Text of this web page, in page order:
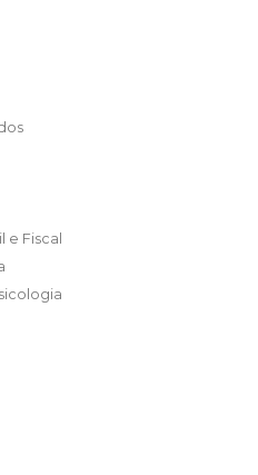
e Fiscal